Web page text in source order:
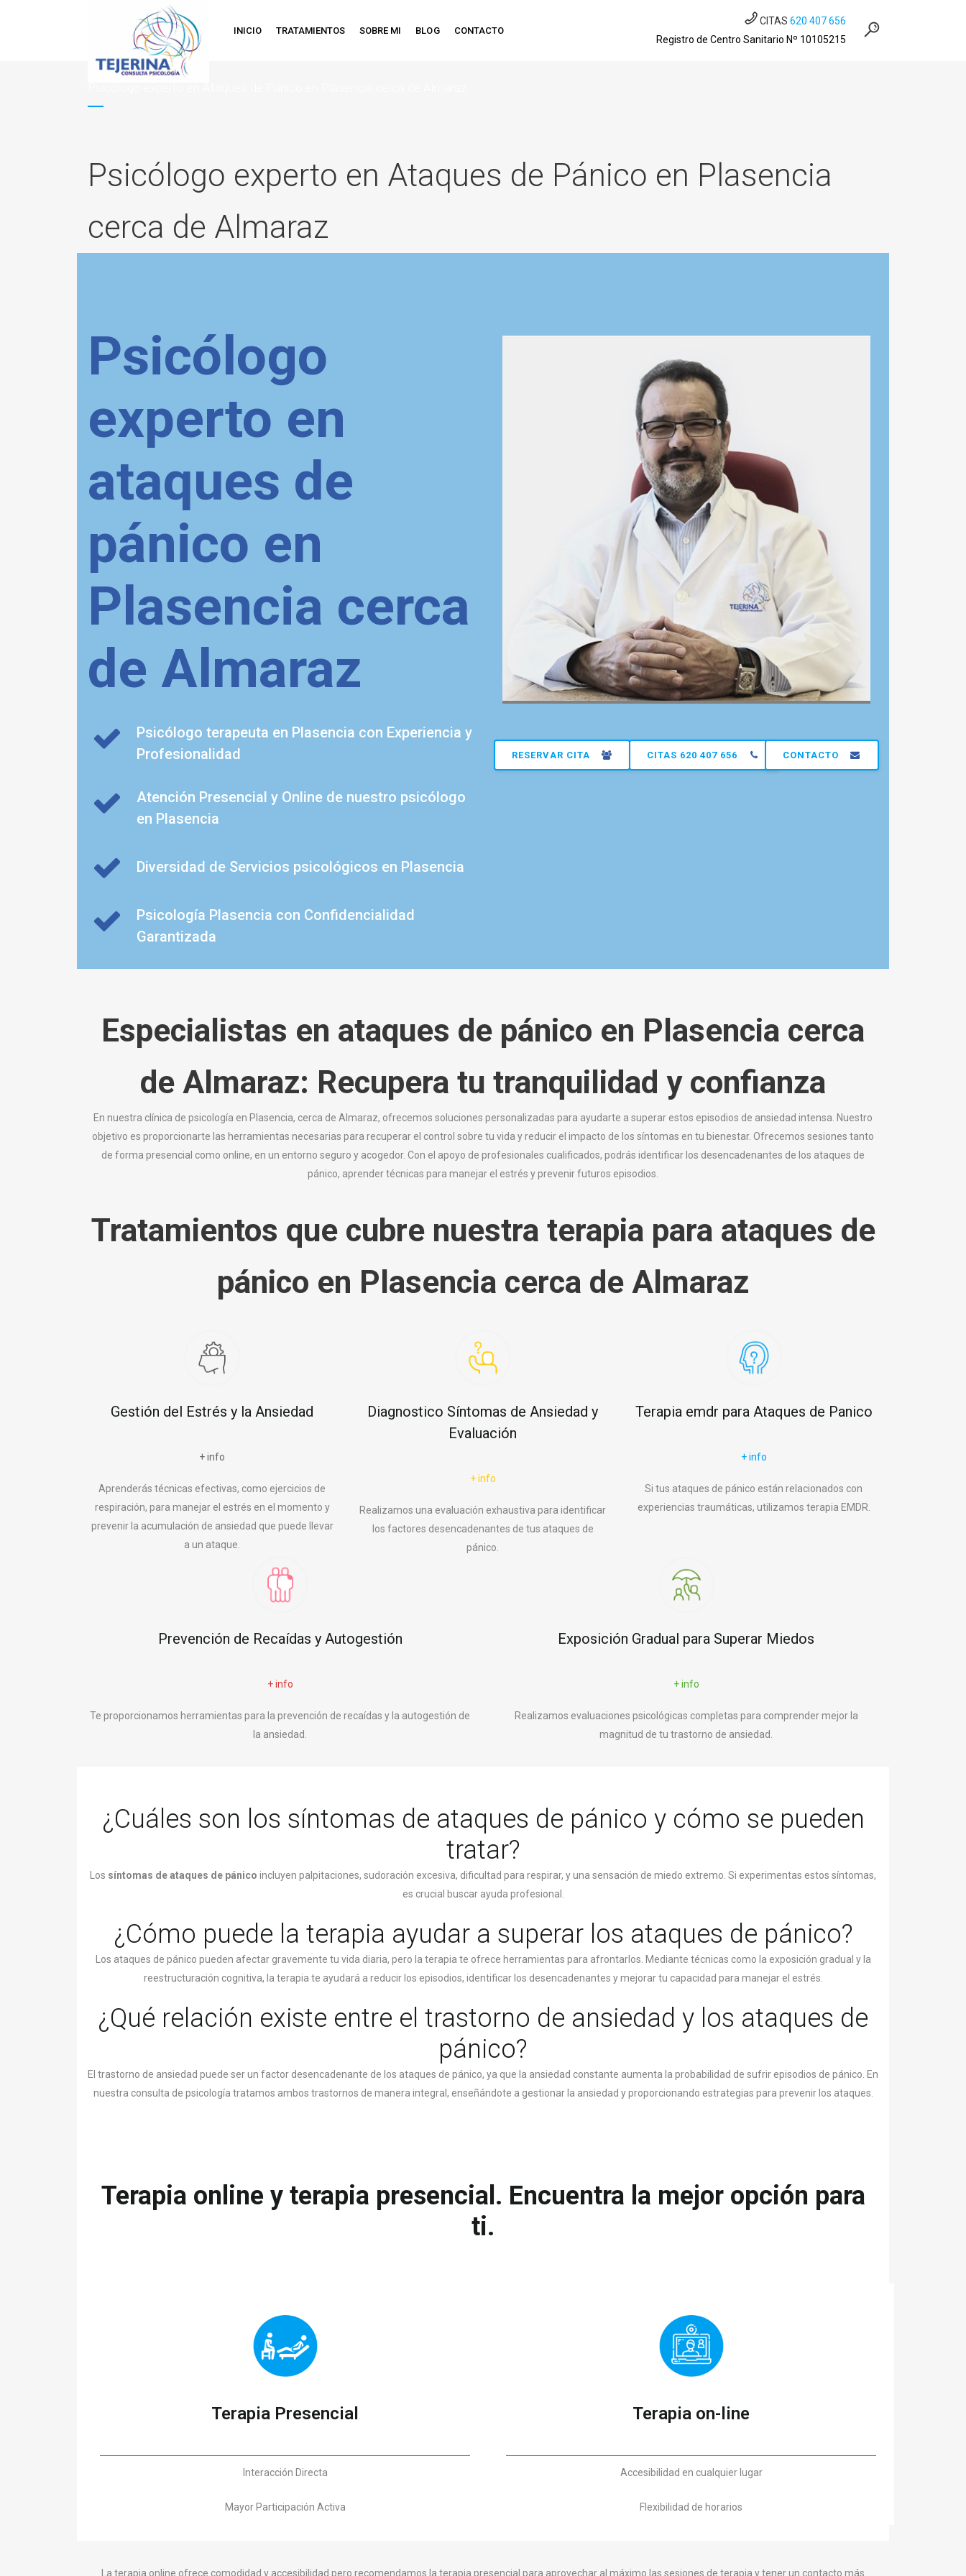
CITAS 620 407 656
Registro de Centro Sanitario Nº 10105215
INICIO TRATAMIENTOS SOBRE MI BLOG CONTACTO
Psicólogo experto en Ataques de Pánico en Plasencia
cerca de Almaraz
Psicólogo
experto en
ataques de
pánico en
Plasencia cerca
de Almaraz
Psicólogo terapeuta en Plasencia con Experiencia y
Profesionalidad
Atención Presencial y Online de nuestro psicólogo
en Plasencia
Diversidad de Servicios psicológicos en Plasencia
Psicología Plasencia con Confidencialidad
Garantizada
RESERVAR CITA CITAS 620 407 656 CONTACTO
Especialistas en ataques de pánico en Plasencia cerca
de Almaraz: Recupera tu tranquilidad y confianza
En nuestra clínica de psicología en Plasencia, cerca de Almaraz, ofrecemos soluciones personalizadas para ayudarte a superar estos episodios de ansiedad intensa. Nuestro
objetivo es proporcionarte las herramientas necesarias para recuperar el control sobre tu vida y reducir el impacto de los síntomas en tu bienestar. Ofrecemos sesiones tanto
de forma presencial como online, en un entorno seguro y acogedor. Con el apoyo de profesionales cualificados, podrás identificar los desencadenantes de los ataques de
pánico, aprender técnicas para manejar el estrés y prevenir futuros episodios.
Tratamientos que cubre nuestra terapia para ataques de
pánico en Plasencia cerca de Almaraz
Gestión del Estrés y la Ansiedad
+ info
Aprenderás técnicas efectivas, como ejercicios de
respiración, para manejar el estrés en el momento y
prevenir la acumulación de ansiedad que puede llevar
a un ataque.
Diagnostico Síntomas de Ansiedad y
Evaluación
+ info
Realizamos una evaluación exhaustiva para identificar
los factores desencadenantes de tus ataques de
pánico.
Terapia emdr para Ataques de Panico
+ info
Si tus ataques de pánico están relacionados con
experiencias traumáticas, utilizamos terapia EMDR.
Prevención de Recaídas y Autogestión
+ info
Te proporcionamos herramientas para la prevención de recaídas y la autogestión de
la ansiedad.
Exposición Gradual para Superar Miedos
+ info
Realizamos evaluaciones psicológicas completas para comprender mejor la
magnitud de tu trastorno de ansiedad.
¿Cuáles son los síntomas de ataques de pánico y cómo se pueden
tratar?
Los síntomas de ataques de pánico incluyen palpitaciones, sudoración excesiva, dificultad para respirar, y una sensación de miedo extremo. Si experimentas estos síntomas,
es crucial buscar ayuda profesional.
¿Cómo puede la terapia ayudar a superar los ataques de pánico?
Los ataques de pánico pueden afectar gravemente tu vida diaria, pero la terapia te ofrece herramientas para afrontarlos. Mediante técnicas como la exposición gradual y la
reestructuración cognitiva, la terapia te ayudará a reducir los episodios, identificar los desencadenantes y mejorar tu capacidad para manejar el estrés.
¿Qué relación existe entre el trastorno de ansiedad y los ataques de
pánico?
El trastorno de ansiedad puede ser un factor desencadenante de los ataques de pánico, ya que la ansiedad constante aumenta la probabilidad de sufrir episodios de pánico. En
nuestra consulta de psicología tratamos ambos trastornos de manera integral, enseñándote a gestionar la ansiedad y proporcionando estrategias para prevenir los ataques.
Terapia online y terapia presencial. Encuentra la mejor opción para
ti.
Terapia Presencial
Interacción Directa
Mayor Participación Activa
Terapia on-line
Accesibilidad en cualquier lugar
Flexibilidad de horarios
La terapia online ofrece comodidad y accesibilidad pero recomendamos la terapia presencial para aprovechar al máximo las sesiones de terapia y tener un contacto más